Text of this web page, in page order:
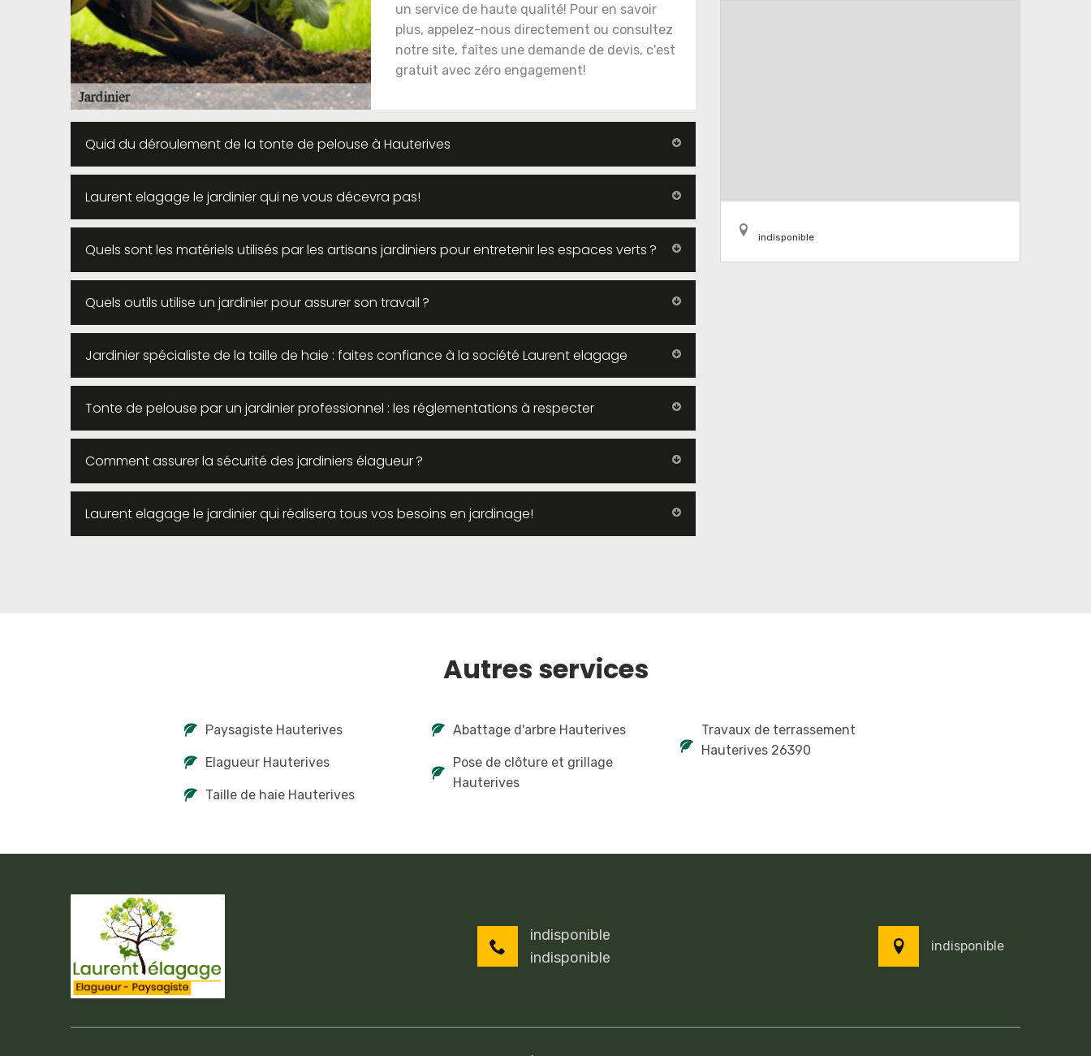
un service de haute qualité! Pour en savoir
plus, appelez-nous directement ou consultez
notre site, faîtes une demande de devis, c'est
gratuit avec zéro engagement!
Quid du déroulement de la tonte de pelouse à Hauterives
Laurent elagage le jardinier qui ne vous décevra pas!
Quels sont les matériels utilisés par les artisans jardiniers pour entretenir les espaces verts ?
Quels outils utilise un jardinier pour assurer son travail ?
Jardinier spécialiste de la taille de haie : faites confiance à la société Laurent elagage
Tonte de pelouse par un jardinier professionnel : les réglementations à respecter
Comment assurer la sécurité des jardiniers élagueur ?
Laurent elagage le jardinier qui réalisera tous vos besoins en jardinage!
indisponible
Autres services
Paysagiste Hauterives
Elagueur Hauterives
Taille de haie Hauterives
Abattage d'arbre Hauterives
Pose de clôture et grillage
Hauterives
Travaux de terrassement
Hauterives 26390
indisponible
indisponible
indisponible